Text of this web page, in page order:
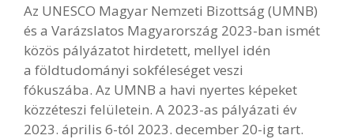
Az UNESCO Magyar Nemzeti Bizottság (UMNB)
és a Varázslatos Magyarország 2023-ban ismét
közös pályázatot hirdetett, mellyel idén
a földtudományi sokféleséget veszi
fókuszába. Az UMNB a havi nyertes képeket
közzéteszi felületein. A 2023-as pályázati év
2023. április 6-tól 2023. december 20-ig tart.